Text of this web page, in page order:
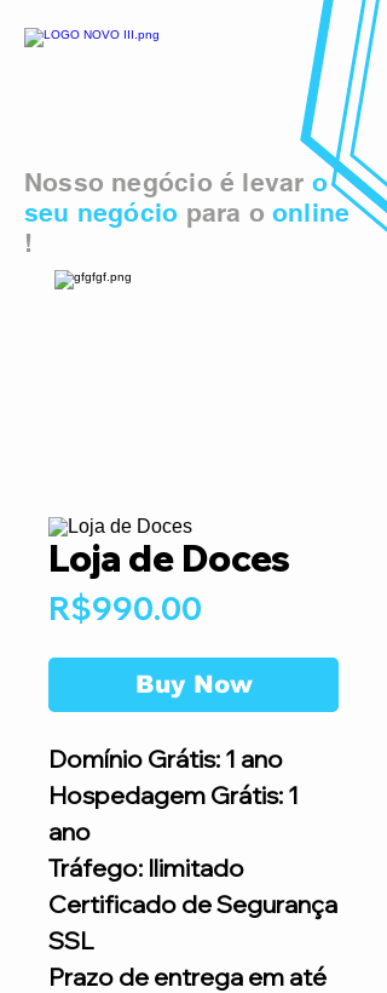
Nosso negócio é levar o
seu negócio para o online
!
Loja de Doces
R$990.00
Buy Now
Domínio Grátis: 1 ano
Hospedagem Grátis: 1
ano
Tráfego: Ilimitado
Certificado de Segurança
SSL
Prazo de entrega em até